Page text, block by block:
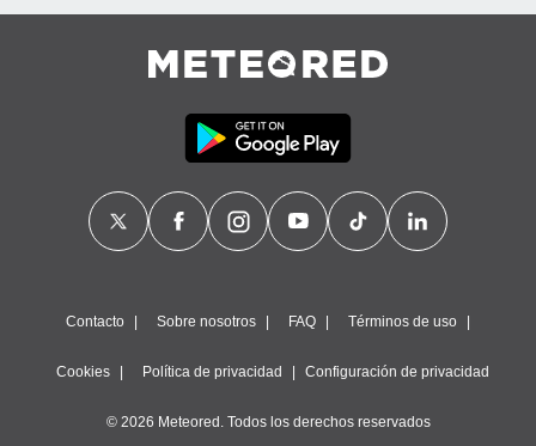
Contacto Sobre nosotros FAQ Términos de uso
Cookies Política de privacidad Configuración de privacidad
© 2026 Meteored. Todos los derechos reservados